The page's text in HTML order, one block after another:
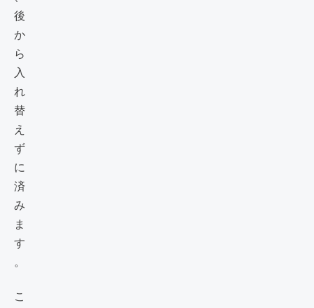
後
か
ら
入
れ
替
え
ず
に
済
み
ま
す
。
こ